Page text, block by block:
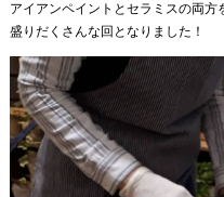
アイアンペイントとセラミスの両方
盛りだくさんな回となりました！